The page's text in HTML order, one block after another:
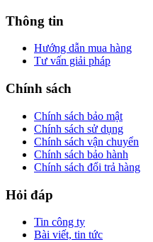
Thông tin
Hướng dẫn mua hàng
Tư vấn giải pháp
Chính sách
Chính sách bảo mật
Chính sách sử dụng
Chính sách vận chuyển
Chính sách bảo hành
Chính sách đổi trả hàng
Hỏi đáp
Tin công ty
Bài viết, tin tức